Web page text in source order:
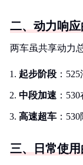
二、动力响应
两车虽共享动力
起步阶段 ：
中段加速 ：
高速超车 ：
三、日常使